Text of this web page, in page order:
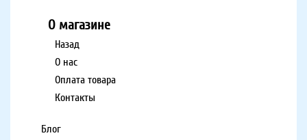
О магазине
Назад
О нас
Оплата товара
Контакты
Блог